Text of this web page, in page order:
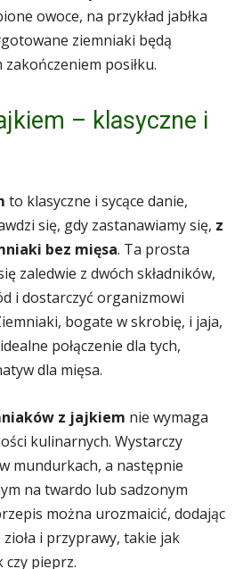
owoce, na przykład jabłka
ziemniaki będą
posiłku.
– klasyczne i
to klasyczne i sycące danie,
się, gdy zastanawiamy się, z
bez mięsa. Ta prosta
zaledwie z dwóch składników,
i dostarczyć organizmowi
bogate w skrobię, i jaja,
połączenie dla tych,
dla mięsa.
z jajkiem nie wymaga
kulinarnych. Wystarczy
mundurkach, a następnie
na twardo lub sadzonym
można urozmaicić, dodając
i przyprawy, takie jak
pieprz.